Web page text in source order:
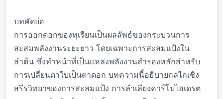
บทคัดย่อ
การออกดอกของทุเรียนเป็นผลลัพธ์ของกระบวนการ
สะสมพลังงานระยะยาว โดยเฉพาะการสะสมแป้งใน
ลำต้น ซึ่งทำหน้าที่เป็นแหล่งพลังงานสำรองหลักสำหรับ
การเปลี่ยนตาใบเป็นตาดอก บทความนี้อธิบายกลไกเชิง
สรีรวิทยาของการสะสมแป้ง การลำเลียงคาร์โบไฮเดรต